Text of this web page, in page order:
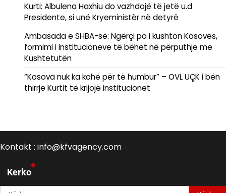
Kurti: Albulena Haxhiu do vazhdojë të jetë u.d
Presidente, si unë Kryeministër në detyrë
Ambasada e SHBA-së: Ngërçi po i kushton Kosovës,
formimi i institucioneve të bëhet në përputhje me
Kushtetutën
“Kosova nuk ka kohë për të humbur” – OVL UÇK i bën
thirrje Kurtit të krijojë institucionet
Kontakt : info@kfvagency.com
Kerko